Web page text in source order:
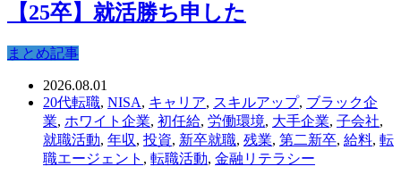
【25卒】就活勝ち申した
まとめ記事
2026.08.01
20代転職, NISA, キャリア, スキルアップ, ブラック企
業, ホワイト企業, 初任給, 労働環境, 大手企業, 子会社,
就職活動, 年収, 投資, 新卒就職, 残業, 第二新卒, 給料, 転
職エージェント , 転職活動, 金融リテラシー